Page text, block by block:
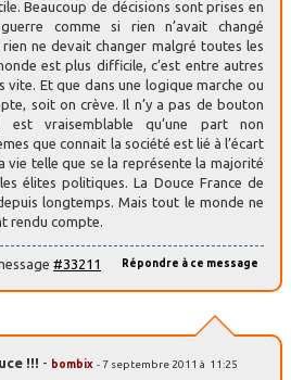
Beaucoup de décisions sont prises en
comme si rien n’avait changé
ne devait changer malgré toutes les
est plus difficile, c’est entre autres
vite. Et que dans une logique marche ou
soit on crève. Il n’y a pas de bouton
vraisemblable qu’une part non
que connait la société est lié à l’écart
vie telle que se la représente la majorité
élites politiques. La Douce France de
longtemps. Mais tout le monde ne
rendu compte.
Répondre à ce message
#33211
!!! - bombix - 7 septembre 2011 à 11:25